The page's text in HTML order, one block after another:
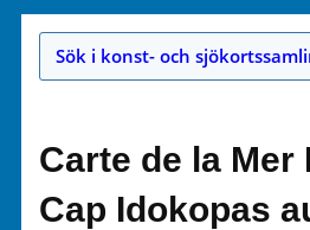
Sök i konst- och
Carte de la Mer
Cap Idokopas